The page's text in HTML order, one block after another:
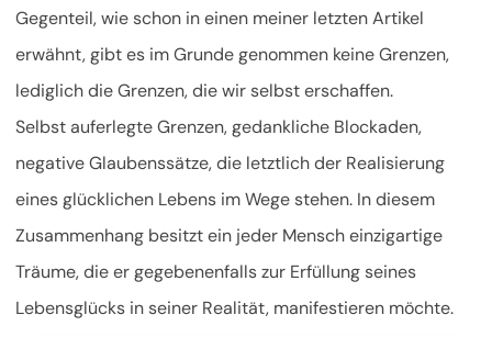
Gegenteil, wie schon in einen meiner letzten Artikel
erwähnt, gibt es im Grunde genommen keine Grenzen,
lediglich die Grenzen, die wir selbst erschaffen.
Selbst auferlegte Grenzen, gedankliche Blockaden,
negative Glaubenssätze, die letztlich der Realisierung
eines glücklichen Lebens im Wege stehen. In diesem
Zusammenhang besitzt ein jeder Mensch einzigartige
Träume, die er gegebenenfalls zur Erfüllung seines
Lebensglücks in seiner Realität, manifestieren möchte.